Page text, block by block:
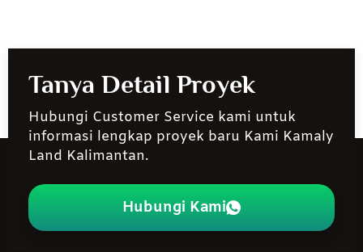
Tanya Detail Proyek
Hubungi Customer Service kami untuk
informasi lengkap proyek baru Kami Kamaly
Land Kalimantan.
Hubungi Kami